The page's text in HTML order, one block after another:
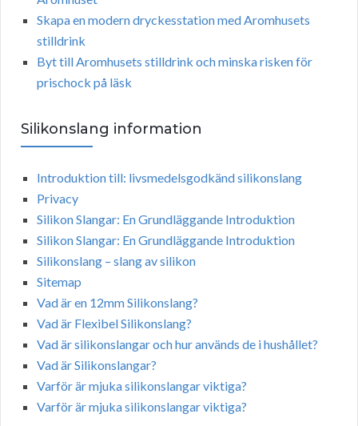
Skapa en modern dryckesstation med Aromhusets
stilldrink
Byt till Aromhusets stilldrink och minska risken för
prischock på läsk
Silikonslang information
Introduktion till: livsmedelsgodkänd silikonslang
Privacy
Silikon Slangar: En Grundläggande Introduktion
Silikon Slangar: En Grundläggande Introduktion
Silikonslang – slang av silikon
Sitemap
Vad är en 12mm Silikonslang?
Vad är Flexibel Silikonslang?
Vad är silikonslangar och hur används de i hushållet?
Vad är Silikonslangar?
Varför är mjuka silikonslangar viktiga?
Varför är mjuka silikonslangar viktiga?